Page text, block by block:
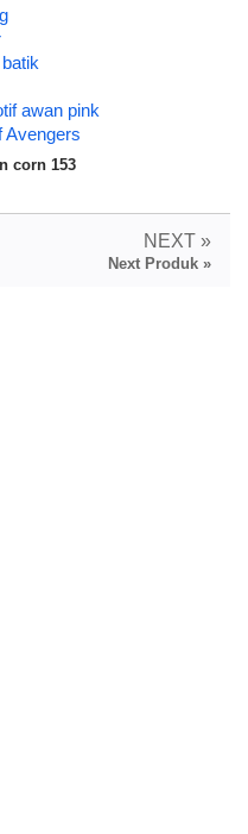
awan pink
Avengers
corn 153
NEXT »
Next Produk »